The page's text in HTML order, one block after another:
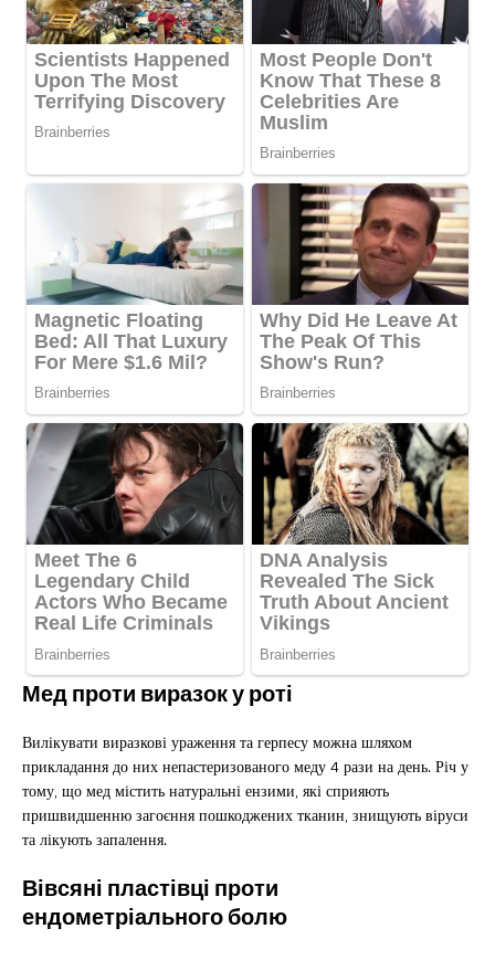
Мед проти виразок у роті
Вилікувати виразкові ураження та герпесу можна шляхом
прикладання до них непастеризованого меду 4 рази на день. Річ у
тому, що мед містить натуральні ензими, які сприяють
пришвидшенню загоєння пошкоджених тканин, знищують віруси
та лікують запалення.
Вівсяні пластівці проти
ендометріального болю